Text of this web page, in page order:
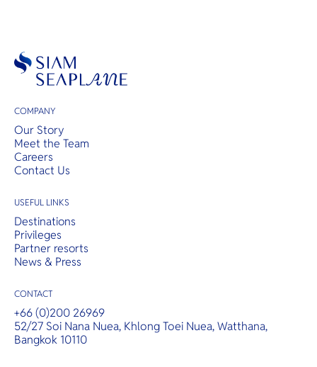
COMPANY
Our Story
Meet the Team
Careers
Contact Us
USEFUL LINKS
Destinations
Privileges
Partner resorts
News & Press
CONTACT
+66 (0)200 26969
52/27 Soi Nana Nuea, Khlong Toei Nuea, Watthana,
Bangkok 10110